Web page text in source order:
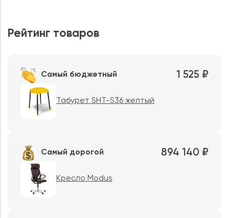
Рейтинг товаров
Самый бюджетный 1 525 ₽
Табурет SHT-S36 желтый
Самый дорогой 894 140 ₽
Кресло Modus